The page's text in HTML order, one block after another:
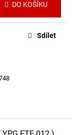
DO KOŠÍKU
Sdílet